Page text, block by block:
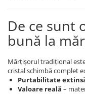
De ce sunt
bună la
Mărțișorul tradițional
cristal schimbă complet
Purtabilitate
Valoare reală –